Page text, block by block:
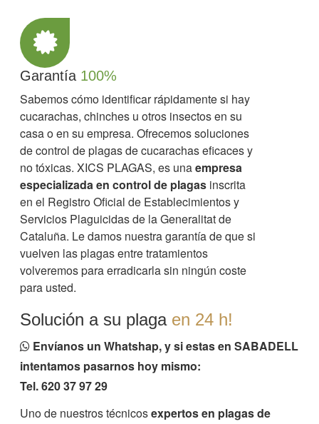
Garantía 100%
Sabemos cómo identificar rápidamente si hay
cucarachas, chinches u otros insectos en su
casa o en su empresa. Ofrecemos soluciones
de control de plagas de cucarachas eficaces y
no tóxicas. XICS PLAGAS, es unaempresa
especializada en control de plagas inscrita
en el Registro Oficial de Establecimientos y
Servicios Plaguicidas de la Generalitat de
Cataluña. Le damos nuestra garantía de que si
vuelven las plagas entre tratamientos
volveremos para erradicarla sin ningún coste
para usted.
Solución a su plaga en 24 h!
Envíanos un Whatshap, y si estas en SABADELL
intentamos pasarnos hoy mismo:
Tel. 620 37 97 29
Uno de nuestros técnicosexpertos en plagas de